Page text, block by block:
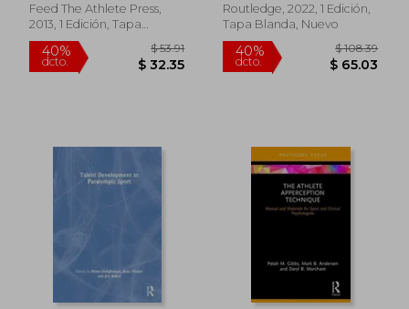
45%
Feed The Athlete Press,
2013, 1 Edición, Tapa
Blanda, Nuevo
Routledge, 2022, 1 Edición,
Tapa Blanda, Nuevo